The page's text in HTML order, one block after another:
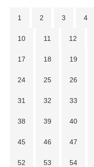
1 2 3 4
10 11 12
17 18 19
24 25 26
31 32 33
38 39 40
45 46 47
52 53 54